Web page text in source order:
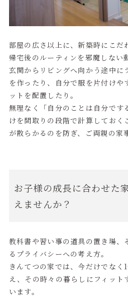
部屋の広さ以上に、新築時にこだ
帰宅後のルーティンを邪魔しない
玄関からリビングへ向かう途中に
を作ったり、自分で服を片付けや
ットを配置したり。
無理なく「自分のことは自分です
けを間取りの段階で計算しておく
が散らかるのを防ぎ、ご両親の家
お子様の成長に合わせた
えませんか？
教科書や習い事の道具の置き場、
るプライバシーへの考え方。
きんてつの家では、今だけでなく
え、その時々の暮らしにフィット
います。